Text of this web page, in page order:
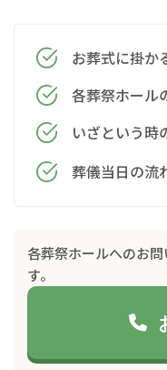
お葬式に掛か
各葬祭ホール
いざという時
葬儀当日の流
各葬祭ホールへのお
す。